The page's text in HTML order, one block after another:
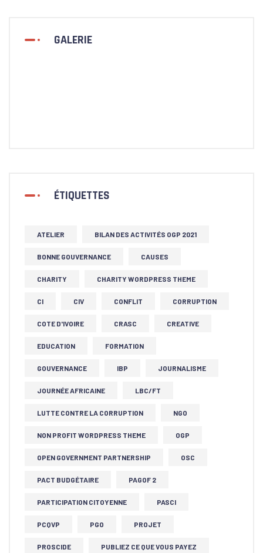
GALERIE
ÉTIQUETTES
ATELIER BILAN DES ACTIVITÉS OGP 2021
BONNE GOUVERNANCE CAUSES
CHARITY CHARITY WORDPRESS THEME
CI CIV CONFLIT CORRUPTION
COTE D'IVOIRE CRASC CREATIVE
EDUCATION FORMATION
GOUVERNANCE IBP JOURNALISME
JOURNÉE AFRICAINE LBC/FT
LUTTE CONTRE LA CORRUPTION NGO
NON PROFIT WORDPRESS THEME OGP
OPEN GOVERNMENT PARTNERSHIP OSC
PACT BUDGÉTAIRE PAGOF 2
PARTICIPATION CITOYENNE PASCI
PCQVP PGO PROJET
PROSCIDE PUBLIEZ CE QUE VOUS PAYEZ